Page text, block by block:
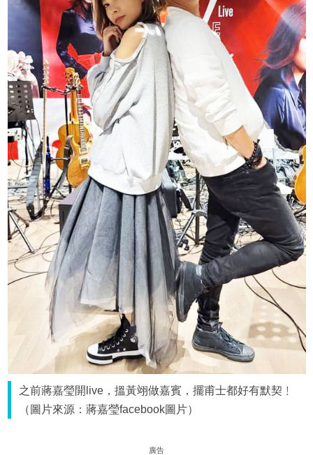
之前蔣嘉瑩開live，搵黃翊做嘉賓，擺甫士都好有默契﹗
（圖片來源：蔣嘉瑩facebook圖片）
廣告